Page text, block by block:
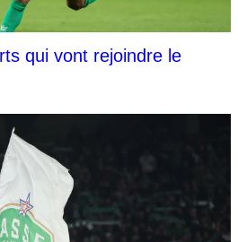
qui vont rejoindre le